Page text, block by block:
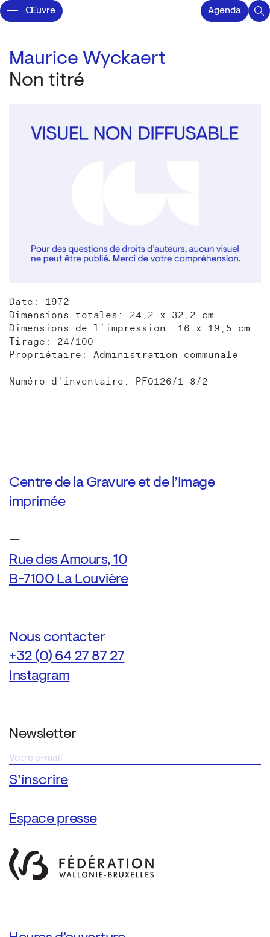
Œuvre Agenda
Maurice Wyckaert
Non titré
Date: 1972
Dimensions totales: 24,2 x 32,2 cm
Dimensions de l’impression: 16 x 19,5 cm
Tirage: 24/100
Propriétaire: Administration communale
Numéro d'inventaire: PF0126/1-8/2
Centre de la Gravure et de l’Image
imprimée
—
Rue des Amours, 10
B-7100 La Louvière
Nous contacter
+32 (0) 64 27 87 27
Instagram
Newsletter
Espace presse